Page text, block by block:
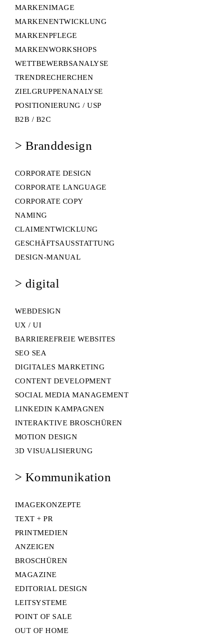
MARKENIMAGE
MARKENENTWICKLUNG
MARKENPFLEGE
MARKENWORKSHOPS
WETTBEWERBSANALYSE
TRENDRECHERCHEN
ZIELGRUPPENANALYSE
POSITIONIERUNG / USP
B2B / B2C
> Branddesign
CORPORATE DESIGN
CORPORATE LANGUAGE
CORPORATE COPY
NAMING
CLAIMENTWICKLUNG
GESCHÄFTSAUSSTATTUNG
DESIGN-MANUAL
> digital
WEBDESIGN
UX / UI
BARRIEREFREIE WEBSITES
SEO SEA
DIGITALES MARKETING
CONTENT DEVELOPMENT
SOCIAL MEDIA MANAGEMENT
LINKEDIN KAMPAGNEN
INTERAKTIVE BROSCHÜREN
MOTION DESIGN
3D VISUALISIERUNG
> Kommunikation
IMAGEKONZEPTE
TEXT + PR
PRINTMEDIEN
ANZEIGEN
BROSCHÜREN
MAGAZINE
EDITORIAL DESIGN
LEITSYSTEME
POINT OF SALE
OUT OF HOME